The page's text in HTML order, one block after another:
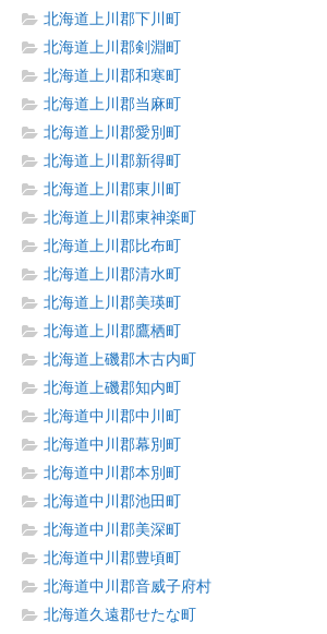
北海道上川郡下川町
北海道上川郡剣淵町
北海道上川郡和寒町
北海道上川郡当麻町
北海道上川郡愛別町
北海道上川郡新得町
北海道上川郡東川町
北海道上川郡東神楽町
北海道上川郡比布町
北海道上川郡清水町
北海道上川郡美瑛町
北海道上川郡鷹栖町
北海道上磯郡木古内町
北海道上磯郡知内町
北海道中川郡中川町
北海道中川郡幕別町
北海道中川郡本別町
北海道中川郡池田町
北海道中川郡美深町
北海道中川郡豊頃町
北海道中川郡音威子府村
北海道久遠郡せたな町